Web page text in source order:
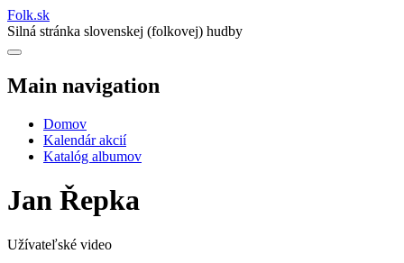
Folk.sk
Silná stránka slovenskej (folkovej) hudby
Main navigation
Domov
Kalendár akcií
Katalóg albumov
Jan Řepka
Užívateľské video